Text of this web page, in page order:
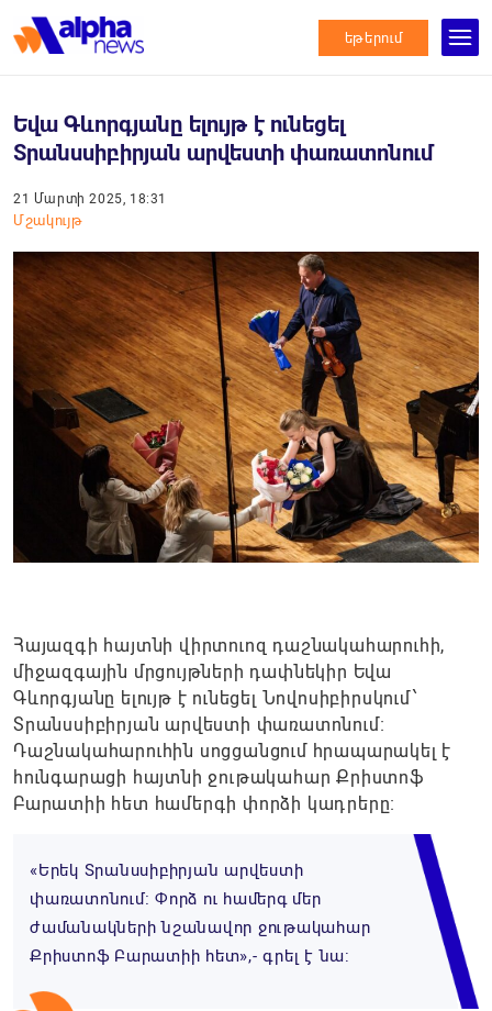
եթերում
Եվա Գևորգյանը ելույթ է ունեցել
Տրանսսիբիրյան արվեստի փառատոնում
21 Մարտի 2025, 18:31
Մշակույթ
Հայազգի հայտնի վիրտուոզ դաշնակահարուհի,
միջազգային մրցույթների դափնեկիր Եվա
Գևորգյանը ելույթ է ունեցել Նովոսիբիրսկում՝
Տրանսսիբիրյան արվեստի փառատոնում։
Դաշնակահարուհին սոցցանցում հրապարակել է
հունգարացի հայտնի ջութակահար Քրիստոֆ
Բարատիի հետ համերգի փորձի կադրերը։
«Երեկ Տրանսսիբիրյան արվեստի
փառատոնում։ Փորձ ու համերգ մեր
ժամանակների նշանավոր ջութակահար
Քրիստոֆ Բարատիի հետ»,- գրել է նա: